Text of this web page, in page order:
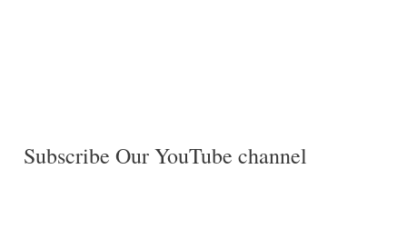
Subscribe Our YouTube channel